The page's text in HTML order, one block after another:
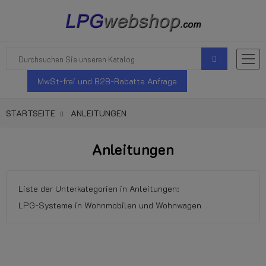
MwSt-frei und B2B-Rabatte Anfrage
STARTSEITE ANLEITUNGEN
Anleitungen
Liste der Unterkategorien in Anleitungen:
LPG-Systeme in Wohnmobilen und Wohnwagen